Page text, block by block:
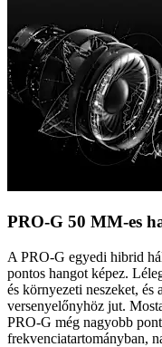
PRO-G 50 MM-es
A PRO-G egyedi hibrid
pontos hangot képez.
és környezeti neszeket, és
versenyelőnyhöz jut.
PRO-G még nagyobb
frekvenciatartományban,